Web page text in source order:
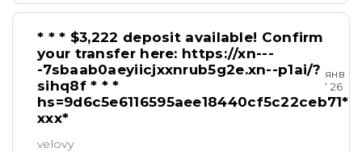
* * * $3,222 deposit available! Confirm
your transfer here: https://xn---
-7sbaab0aeyiicjxxnrub5g2e.xn--p1ai/?
sihq8f * * *
hs=9d6c5e6116595aee18440cf5c22ceb71*
ххх*
янв
‘ 26
velovy